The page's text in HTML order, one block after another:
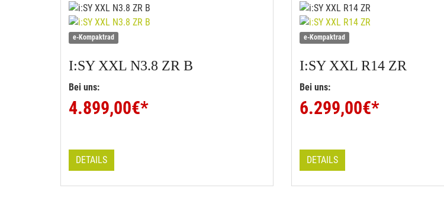
e-Kompaktrad
I:SYXXL N3.8 ZR B
Bei uns:
4.899,00€*
DETAILS
e-Kompaktrad
I:SYXXL R14 ZR
Bei uns:
6.299,00€*
DETAILS